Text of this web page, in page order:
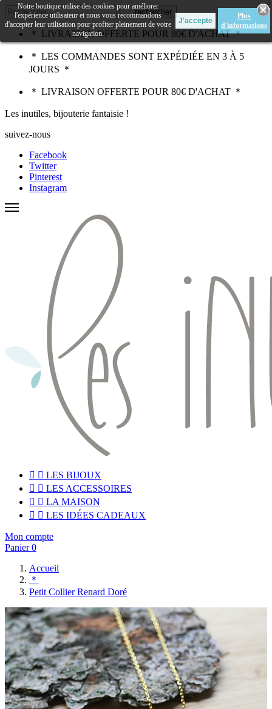
rechercher
＊ LIVRAISON OFFERTE POUR 80€ D'ACHAT ＊
＊ LES COMMANDES SONT EXPÉDIÉE EN 3 À 5
JOURS ＊
＊ LIVRAISON OFFERTE POUR 80€ D'ACHAT ＊
Les inutiles, bijouterie fantaisie !
suivez-nous
Facebook
Twitter
Pinterest
Instagram
  LES BIJOUX
  LES ACCESSOIRES
  LA MAISON
  LES IDÉES CADEAUX
Mon compte
Panier 0
Notre boutique utilise des cookies pour améliorer
l'expérience utilisateur et nous vous recommandons
d'accepter leur utilisation pour profiter pleinement de votre
navigation.
Plus
d'informations
Accueil
＊
Petit Collier Renard Doré